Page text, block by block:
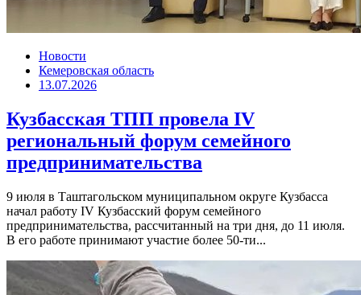
Новости
Кемеровская область
13.07.2026
Кузбасская ТПП провела IV
региональный форум семейного
предпринимательства
9 июля в Таштагольском муниципальном округе Кузбасса
начал работу IV Кузбасский форум семейного
предпринимательства, рассчитанный на три дня, до 11 июля.
В его работе принимают участие более 50-ти...